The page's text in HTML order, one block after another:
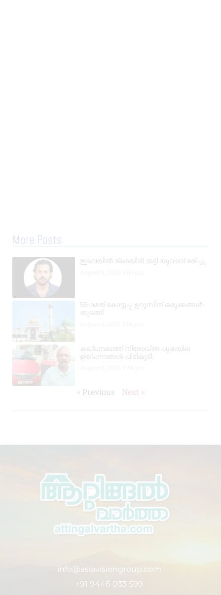
More Posts
ഇടവയിൽ ട്രെയിൻ തട്ടി യുവാവ് മരിച്ചു
55-ാമത് കോട്ടുപ്പ ഉറൂസിന് ഒരുക്കങ്ങൾ
തുടങ്ങി
കല്ലമ്പലത്ത് നിരോധിത പുകയില
ഉത്പന്നങ്ങൾ പിടികൂടി.
« Previous Next »
info@asiavisiongroup.com
+91 9446 033 599